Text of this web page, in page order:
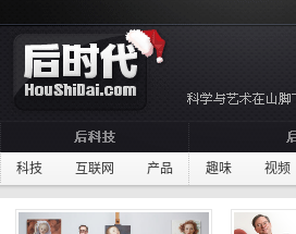
科技 互联网 产品 趣味 视频